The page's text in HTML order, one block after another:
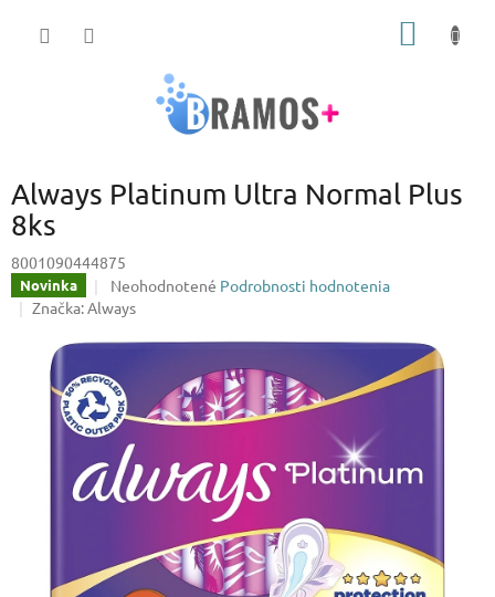
Always Platinum Ultra Normal Plus
8ks
8001090444875
Novinka
Priemerné
hodnotenie
je
z
5
hviezdičiek.
Neohodnotené Podrobnosti hodnotenia
Značka:Always